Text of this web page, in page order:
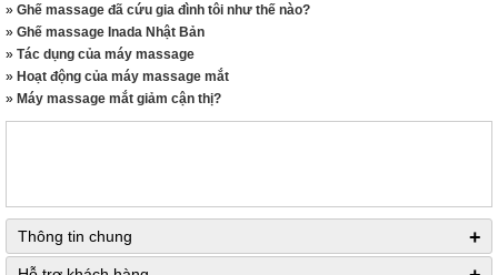
» Ghế massage đã cứu gia đình tôi như thế nào?
» Ghế massage Inada Nhật Bản
» Tác dụng của máy massage
» Hoạt động của máy massage mắt
» Máy massage mắt giảm cận thị?
Thông tin chung +